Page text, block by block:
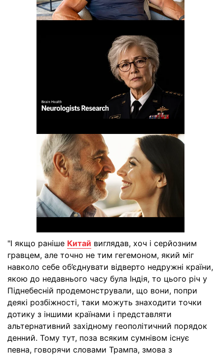
"І якщо раніше Китай виглядав, хоч і серйозним
гравцем, але точно не тим гегемоном, який міг
навколо себе об’єднувати відверто недружні країни,
якою до недавнього часу була Індія, то цього річ у
Піднебесній продемонстрували, що вони, попри
деякі розбіжності, таки можуть знаходити точки
дотику з іншими країнами і представляти
альтернативний західному геополітичний порядок
денний. Тому тут, поза всяким сумнівом існує
певна, говорячи словами Трампа, змова з